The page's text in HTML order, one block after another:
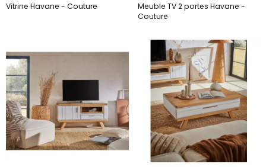
Vitrine Havane - Couture
Meuble TV 2 portes Havane -
Couture